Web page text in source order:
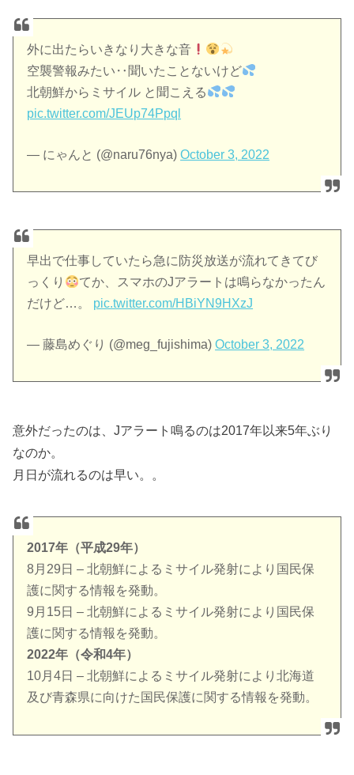
外に出たらいきなり大きな音
空襲警報みたい‥聞いたことないけど
北朝鮮からミサイル と聞こえる
pic.twitter.com/JEUp74Ppql
— にゃんと (@naru76nya)October 3, 2022
早出で仕事していたら急に防災放送が流れてきてび
っくり
てか、スマホのJアラートは鳴らなかったん
だけど…。 pic.twitter.com/HBiYN9HXzJ
— 藤島めぐり (@meg_fujishima)October 3, 2022
意外だったのは、Jアラート鳴るのは2017年以来5年ぶり
なのか。
月日が流れるのは早い。。
2017年（平成29年）
8月29日 – 北朝鮮によるミサイル発射により国民保
護に関する情報を発動。
9月15日 – 北朝鮮によるミサイル発射により国民保
護に関する情報を発動。
2022年（令和4年）
10月4日 – 北朝鮮によるミサイル発射により北海道
及び青森県に向けた国民保護に関する情報を発動。